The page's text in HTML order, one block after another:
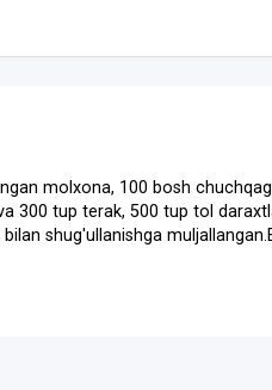
molxona, 100 bosh
300 tup terak, 500 tup tol
shug'ullanishga